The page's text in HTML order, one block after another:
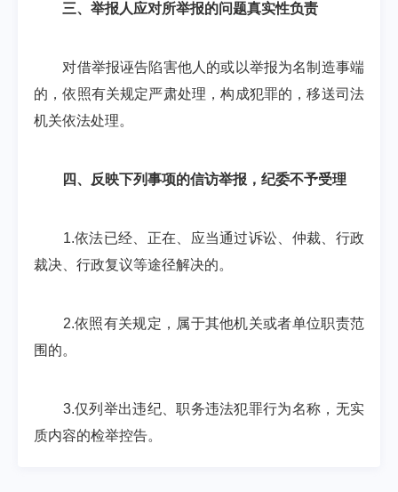
三、举报人应对所举报的问题真实性负责
对借举报诬告陷害他人的或以举报为名制造事端
的，依照有关规定严肃处理，构成犯罪的，移送司法
机关依法处理。
四、反映下列事项的信访举报，纪委不予受理
1.依法已经、正在、应当通过诉讼、仲裁、行政
裁决、行政复议等途径解决的。
2.依照有关规定，属于其他机关或者单位职责范
围的。
3.仅列举出违纪、职务违法犯罪行为名称，无实
质内容的检举控告。